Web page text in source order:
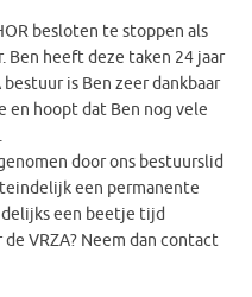
besloten te stoppen als
Ben heeft deze taken 24 jaar
is Ben zeer dankbaar
en hoopt dat Ben nog vele
door ons bestuurslid
een permanente
een beetje tijd
VRZA? Neem dan contact